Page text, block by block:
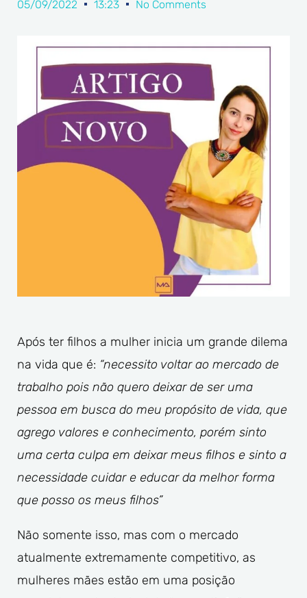
05/09/2022 13:23 No Comments
Após ter filhos a mulher inicia um grande dilema
na vida que é: “necessito voltar ao mercado de
trabalho pois não quero deixar de ser uma
pessoa em busca do meu propósito de vida, que
agrego valores e conhecimento, porém sinto
uma certa culpa em deixar meus filhos e sinto a
necessidade cuidar e educar da melhor forma
que posso os meus filhos”
Não somente isso, mas com o mercado
atualmente extremamente competitivo, as
mulheres mães estão em uma posição